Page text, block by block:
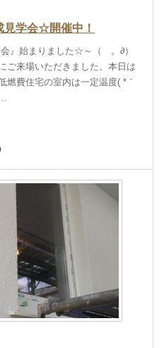
学会☆開催中！
』始まりました☆～（ゝ。∂）
ご来場いただきました。本日は
燃費住宅の室内は一定温度( *｀